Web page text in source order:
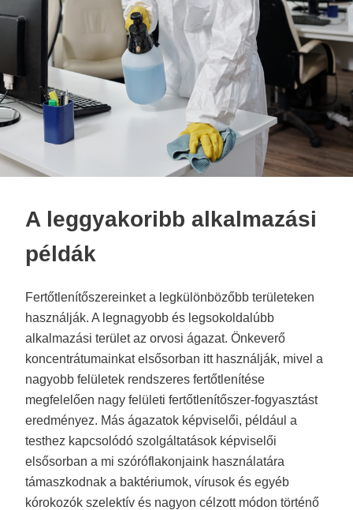
A leggyakoribb alkalmazási
példák
Fertőtlenítőszereinket a legkülönbözőbb területeken
használják. A legnagyobb és legsokoldalúbb
alkalmazási terület az orvosi ágazat. Önkeverő
koncentrátumainkat elsősorban itt használják, mivel a
nagyobb felületek rendszeres fertőtlenítése
megfelelően nagy felületi fertőtlenítőszer-fogyasztást
eredményez. Más ágazatok képviselői, például a
testhez kapcsolódó szolgáltatások képviselői
elsősorban a mi szóróflakonjaink használatára
támaszkodnak a baktériumok, vírusok és egyéb
kórokozók szelektív és nagyon célzott módon történő